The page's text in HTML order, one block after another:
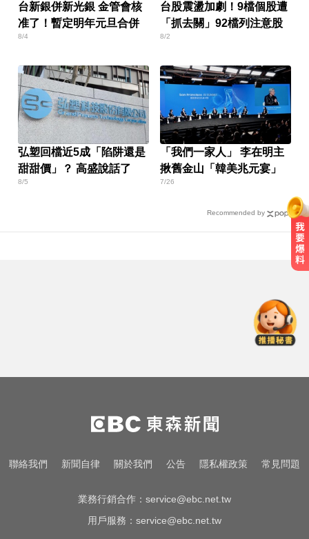
台新銀併新光銀 金管會核
准了！暫定明年元旦合併
8/4
台股震盪加劇！9檔個股遭
「抓去關」92檔列注意股
8/2
弘塑回檔近5成「陷阱還是
甜甜價」？ 高盛說話了
8/5
「我們一家人」 李在明主
揪舊金山「韓美兆元宴」
7/26
Recommended by
播中輕生
愛玩車／越野神獸將歸來 三菱
Pajero預告亮相
色外公稱「幫看過敏」騙孫女脫褲
聯絡我們 新聞自律 關於我們 公告 隱私權政策 常見問題
業務行銷合作： service@ebc.net.tw
用戶服務： service@ebc.net.tw